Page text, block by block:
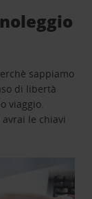
sappiamo
di libertà
viaggio.
le chiavi